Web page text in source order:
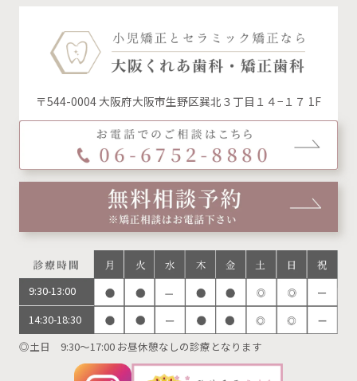
〒544-0004 大阪府大阪市生野区巽北３丁目１４−１７ 1F
9:30-13:00
14:30-18:30
◎土日 9:30～17:00 お昼休憩なしの診療となります